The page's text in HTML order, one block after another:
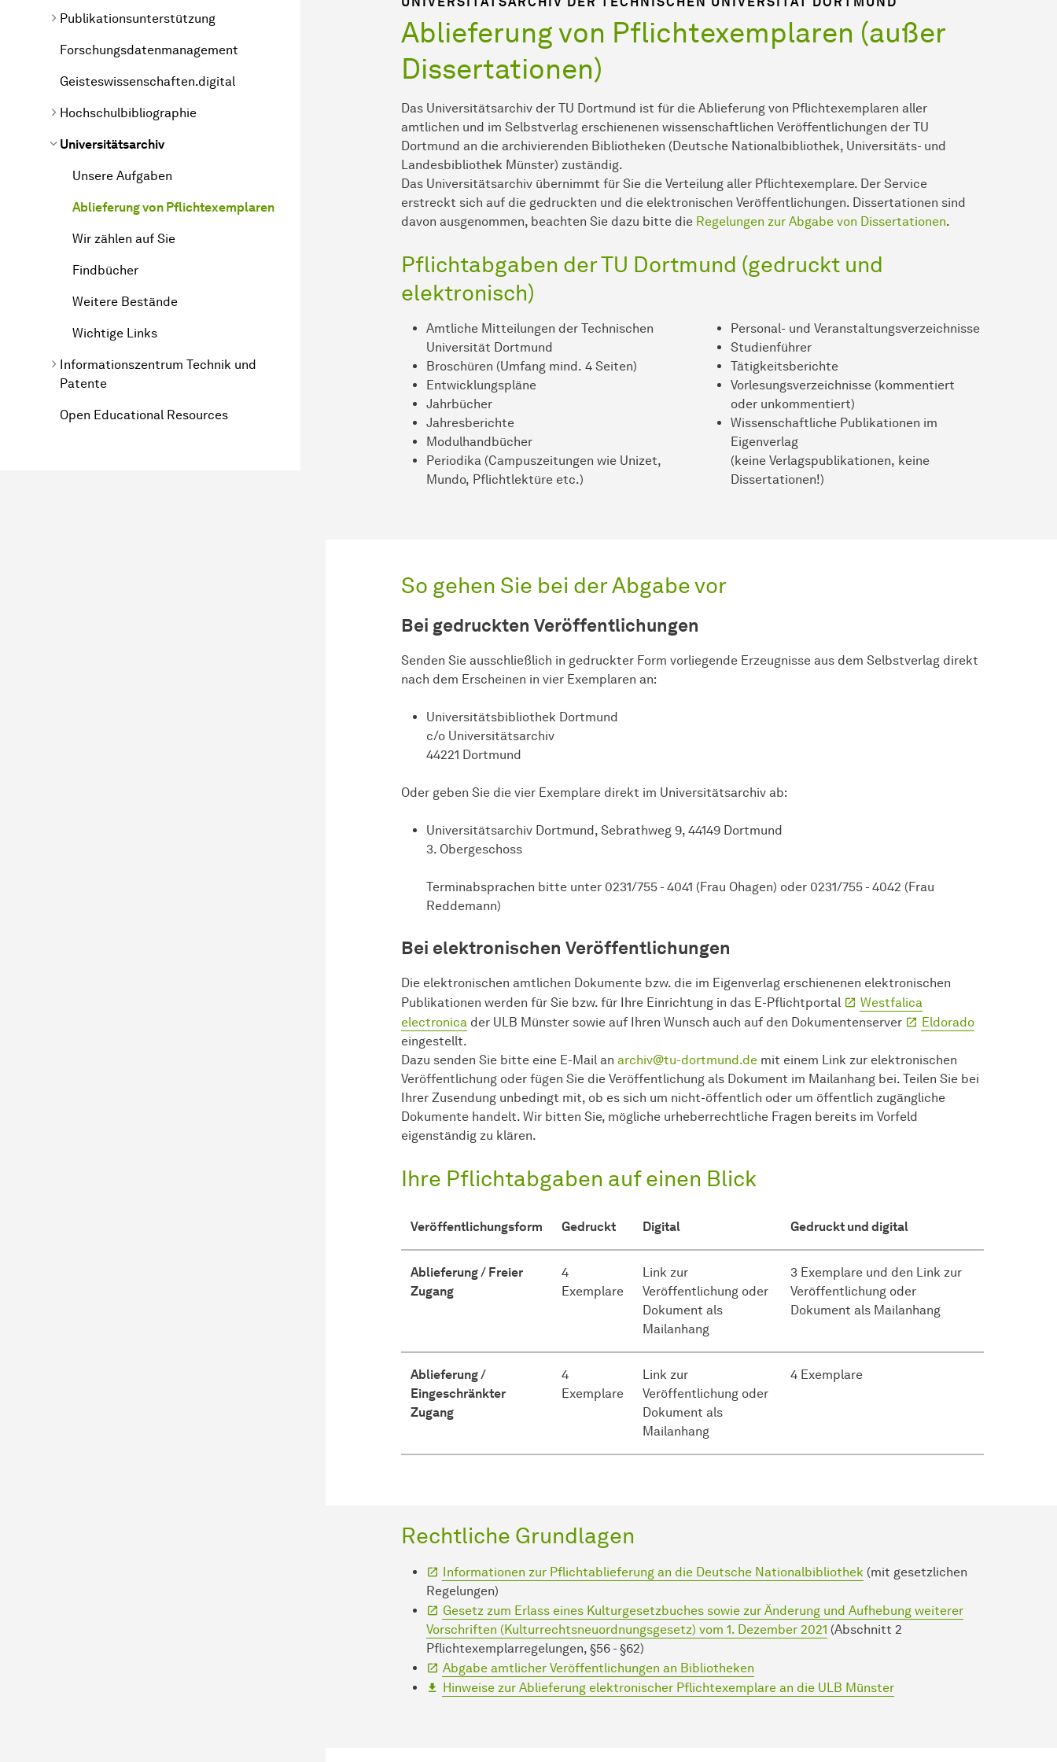
Publikationsunterstützung
Forschungsdatenmanagement
Geisteswissenschaften.digital
Hochschul­bibliographie
Unsere Aufgaben
Ablieferung von Pflichtexemplaren
Wichtige Links
Informationszentrum Technik und
Open Educational Resources
Ablieferung von Pflichtexemplaren (außer
Dissertationen)
Das Universitätsarchiv der TU Dortmund ist für die Ablieferung von Pflichtexemplaren aller
amtlichen und im Selbstverlag erschienenen wissenschaftlichen Veröffentlichungen der TU
Dortmund an die archivierenden Bibliotheken (Deutsche Nationalbibliothek, Universitäts- und
Landesbibliothek Münster) zuständig.
Das Universitätsarchiv übernimmt für Sie die Verteilung aller Pflichtexemplare. Der Service
erstreckt sich auf die gedruckten und die elektronischen Veröffentlichungen. Dissertationen sind
davon ausgenommen, beachten Sie dazu bitte die
Regelungen zur Abgabe von Dissertationen
Pflichtabgaben der TU Dortmund (gedruckt und
elektronisch)
Amtliche Mitteilungen der Technischen
Universität Dortmund
Broschüren (Umfang mind. 4 Seiten)
Entwicklungspläne
Jahrbücher
Jahresberichte
Modulhandbücher
Periodika (Campuszeitungen wie Unizet,
Personal- und Veranstaltungsverzeichnisse
Studienführer
Tätigkeitsberichte
Vorlesungsverzeichnisse (kommentiert
oder unkommentiert)
Wissenschaftliche Publikationen im
Eigenverlag
(keine Verlagspublikationen, keine
So gehen Sie bei der Abgabe vor
Bei gedruckten Veröffentlichungen
Senden Sie ausschließlich in gedruckter Form vorliegende Erzeugnisse aus dem Selbstverlag direkt
nach dem Erscheinen in vier Exemplaren an:
Universitätsbibliothek Dortmund
c/o Universitätsarchiv
Oder geben Sie die vier Exemplare direkt im Universitätsarchiv ab:
Universitätsarchiv Dortmund, Sebrathweg 9, 44149 Dortmund
3. Obergeschoss
Terminabsprachen bitte unter 0231/755 - 4041 (Frau Ohagen) oder 0231/755 - 4042 (Frau
Bei elektronischen Veröffentlichungen
Die elektronischen amtlichen Dokumente bzw. die im Eigenverlag erschienenen elektronischen
Publikationen werden für Sie bzw. für Ihre Einrichtung in das E-Pflichtportal
Westfalica
electronica
Eldorado
eingestellt.
Dazu senden Sie bitte eine E-Mail an archiv@tu-dortmund.de
mit einem Link zur elektronischen
Veröffentlichung oder fügen Sie die Veröffentlichung als Dokument im Mailanhang bei. Teilen Sie bei
Ihrer Zusendung unbedingt mit, ob es sich um nicht-öffentlich oder um öffentlich zugängliche
Dokumente handelt. Wir bitten Sie, mögliche urheberrechtliche Fragen bereits im Vorfeld
eigenständig zu klären.
Ihre Pflichtabgaben auf einen Blick
Veröffentlichungsform Digital Gedruckt und digital
Ablieferung / Freier
Zugang
4
Exemplare
Link zur
Veröffentlichung oder
Dokument als
Mailanhang
3 Exemplare und den Link zur
Veröffentlichung oder
Dokument als Mailanhang
Ablieferung /
Eingeschränkter
Zugang
4
Exemplare
Link zur
Veröffentlichung oder
Dokument als
Mailanhang
4 Exemplare
Rechtliche Grundlagen
Informationen zur Pflichtablieferung an die Deutsche Nationalbibliothek (mit gesetzlichen
Regelungen)
Gesetz zum Erlass eines Kulturgesetzbuches sowie zur Änderung und Aufhebung weiterer
Vorschriften (Kulturrechtsneuordnungsgesetz) vom 1. Dezember 2021
Pflichtexemplarregelungen, §56 - §62)
Abgabe amtlicher Veröffentlichungen an Bibliotheken
Hinweise zur Ablieferung elektronischer Pflichtexemplare an die ULB Münster